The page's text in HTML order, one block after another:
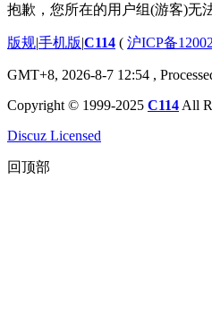
抱歉，您所在的用户组(游客)无
版规|手机版|C114 ( 沪ICP备
GMT+8, 2026-8-7 12:54 ,
Copyright © 1999-2025 C114 All
Discuz Licensed
回顶部